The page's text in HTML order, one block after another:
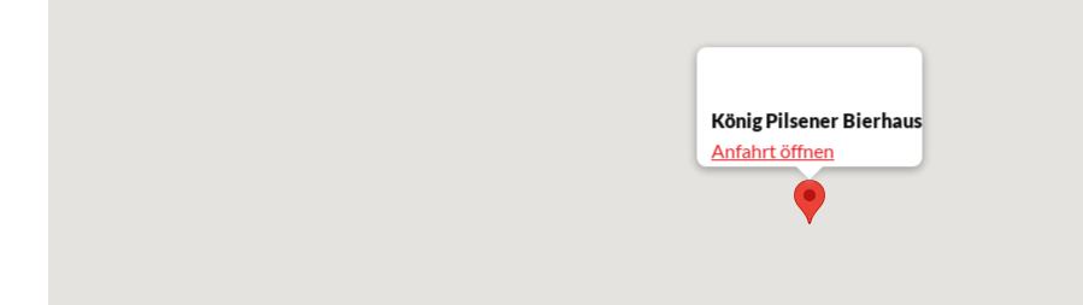
König Pilsener Bierhaus
Anfahrt öffnen